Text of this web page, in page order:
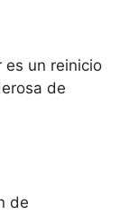
es un reinicio
de
de